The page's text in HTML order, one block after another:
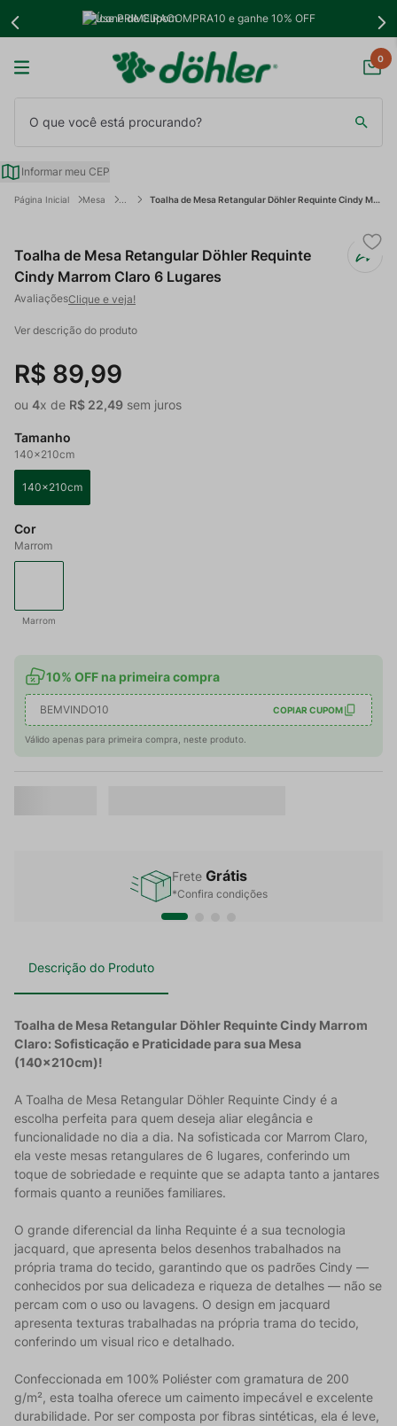
Use PRIMEIRACOMPRA10 e ganhe 10% OFF
0
Informar meu CEP
Mesa Toalha de Mesa Retangular Döhler Requinte Cindy Marrom Claro 6 Lugares
Toalha de Mesa Retangular Döhler Requinte
Cindy Marrom Claro 6 Lugares
Clique e veja!
Ver descrição do produto
R$ 89,99
ou 4x de R$ 22,49 sem juros
Tamanho
140x210cm
140x210cm
Cor
Marrom
Marrom
10% OFF na primeira compra
BEMVINDO10 COPIAR CUPOM
Válido apenas para primeira compra, neste produto.
Frete Grátis
*Confira condições
Descrição do Produto
Toalha de Mesa Retangular Döhler Requinte Cindy Marrom
Claro: Sofisticação e Praticidade para sua Mesa
(140x210cm)!
A Toalha de Mesa Retangular Döhler Requinte Cindy é a
escolha perfeita para quem deseja aliar elegância e
funcionalidade no dia a dia. Na sofisticada cor Marrom Claro,
ela veste mesas retangulares de 6 lugares, conferindo um
toque de sobriedade e requinte que se adapta tanto a jantares
formais quanto a reuniões familiares.
O grande diferencial da linha Requinte é a sua tecnologia
jacquard, que apresenta belos desenhos trabalhados na
própria trama do tecido, garantindo que os padrões Cindy —
conhecidos por sua delicadeza e riqueza de detalhes — não se
percam com o uso ou lavagens. O design em jacquard
apresenta texturas trabalhadas na própria trama do tecido,
conferindo um visual rico e detalhado.
Confeccionada em 100% Poliéster com gramatura de 200
g/m², esta toalha oferece um caimento impecável e excelente
durabilidade. Por ser composta por fibras sintéticas, ela é leve,